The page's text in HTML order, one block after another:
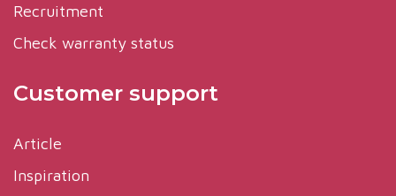
Recruitment
Check warranty status
Customer support
Article
Inspiration